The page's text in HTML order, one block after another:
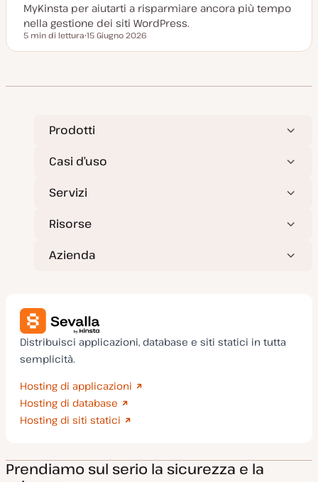
a
t
a
MyKinsta per aiutarti a risparmiare ancora più tempo
nella gestione dei siti WordPress.
Tempo di lettura
5 min di lettura
a
g
r
n
t
a
15 Giugno 2026
Prodotti
Casi d’uso
Servizi
Risorse
Azienda
Distribuisci applicazioni, database e siti statici in tutta
semplicità.
Hosting di applicazioni
Hosting di database
Hosting di siti statici
Prendiamo sul serio la sicurezza e la